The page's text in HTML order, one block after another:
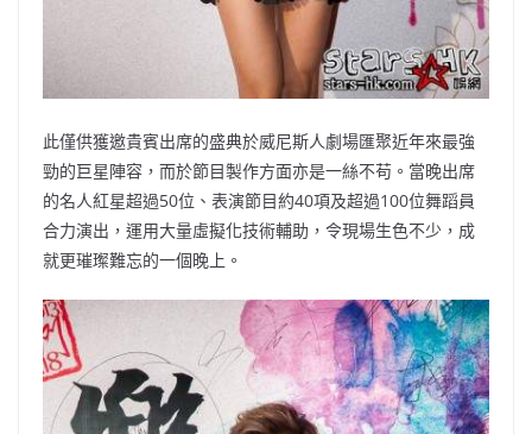
此僅供獲邀貴賓出席的盛典於威尼斯人劇場匯聚近年來最強
勁的巨星陣容，而於節目製作方面亦是一絲不苟。當晚出席
的名人紅星超過50位、表演節目約40項及超過100位舞蹈員
合力演出，運用大量虛擬化技術輔助，令現場生色不少，成
就更璀璨難忘的一個晚上。